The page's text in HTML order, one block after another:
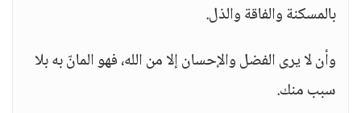
بالمسكنة والفاقة والذل.
وأن لا يرى الفضل والإحسان إلا من الله، فهو المانّ به بلا
سبب منك.